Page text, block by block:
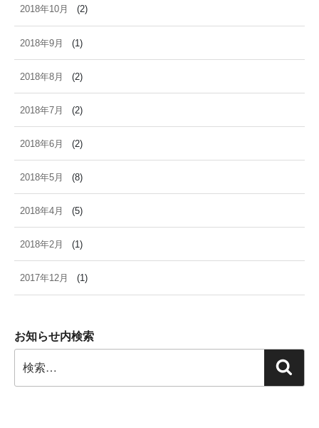
2018年10月 (2)
2018年9月 (1)
2018年8月 (2)
2018年7月 (2)
2018年6月 (2)
2018年5月 (8)
2018年4月 (5)
2018年2月 (1)
2017年12月 (1)
お知らせ内検索
索